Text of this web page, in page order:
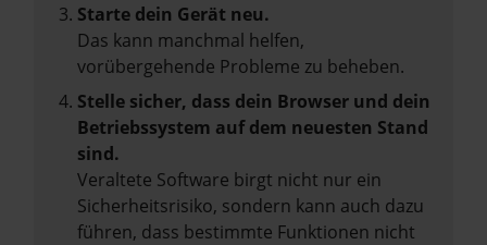
Starte dein Gerät neu.
Das kann manchmal helfen,
vorübergehende Probleme zu beheben.
Stelle sicher, dass dein Browser und dein
Betriebssystem auf dem neuesten Stand
sind.
Veraltete Software birgt nicht nur ein
Sicherheitsrisiko, sondern kann auch dazu
führen, dass bestimmte Funktionen nicht